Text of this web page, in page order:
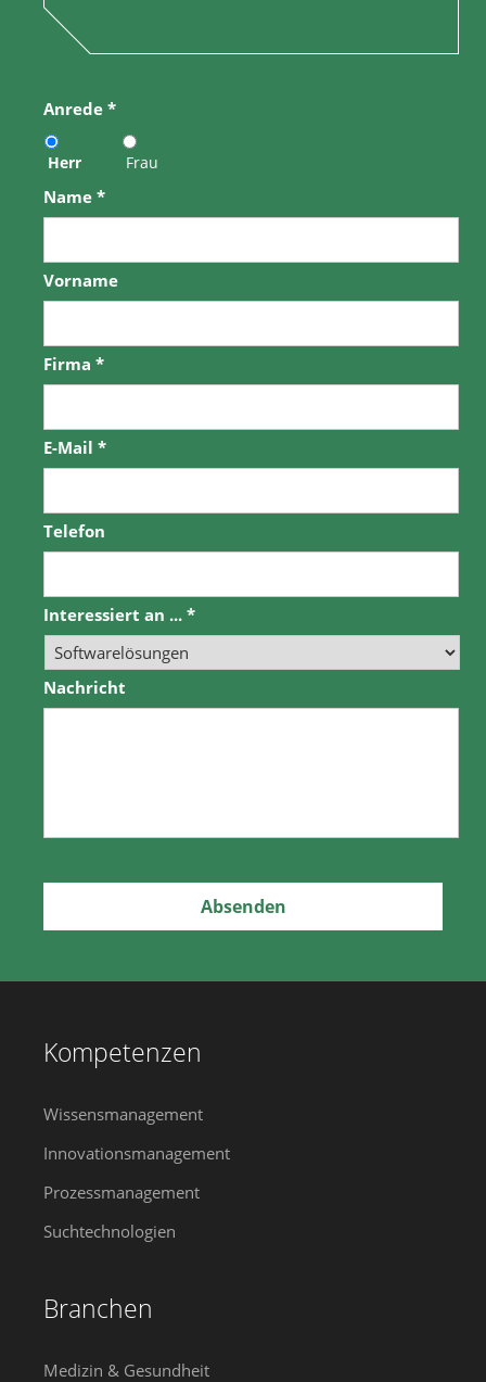
Anrede *
Herr Frau
Name *
Vorname
Firma *
E-Mail *
Telefon
Interessiert an ... *
Nachricht
Kompetenzen
Wissensmanagement
Innovationsmanagement
Prozessmanagement
Suchtechnologien
Branchen
Medizin & Gesundheit